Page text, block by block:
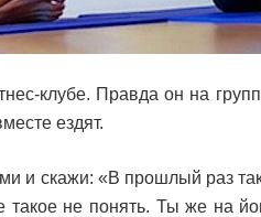
клубе. Правда он на
ездят.
и скажи: «В прошлый раз
такое не понять. Ты же на